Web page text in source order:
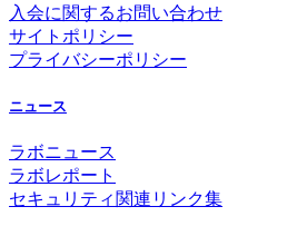
入会に関するお問い合わせ
サイトポリシー
プライバシーポリシー
ニュース
ラボニュース
ラボレポート
セキュリティ関連リンク集